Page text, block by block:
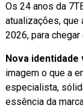
Os 24 anos da
atualizações, que
2026, para
Nova identidade
imagem o que a
especialista,
essência da